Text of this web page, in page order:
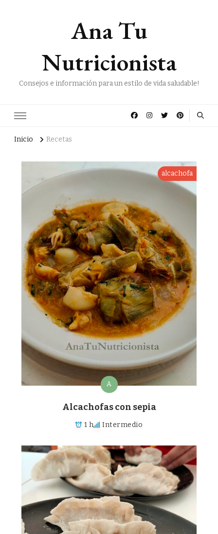
Ana Tu
Nutricionista
Consejos e información para un estilo de vida saludable!
Inicio Recetas
alcachofa
A
Alcachofas con sepia
1 h Intermedio